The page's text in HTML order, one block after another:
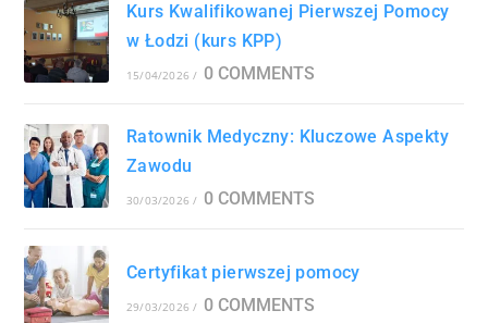
Kurs Kwalifikowanej Pierwszej Pomocy
w Łodzi (kurs KPP)
15/04/2026 / 0 COMMENTS
Ratownik Medyczny: Kluczowe Aspekty
Zawodu
30/03/2026 / 0 COMMENTS
Certyfikat pierwszej pomocy
29/03/2026 / 0 COMMENTS